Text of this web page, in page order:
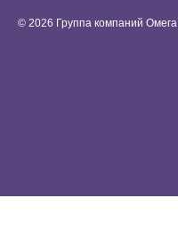
© 2026 Группа компаний Омега